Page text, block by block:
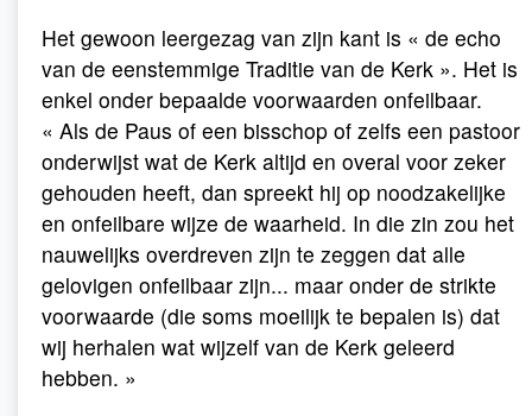
Het gewoon leergezag van zijn kant is « de echo
van de eenstemmige Traditie van de Kerk ». Het is
enkel onder bepaalde voorwaarden onfeilbaar.
« Als de Paus of een bisschop of zelfs een pastoor
onderwijst wat de Kerk altijd en overal voor zeker
gehouden heeft, dan spreekt hij op noodzakelijke
en onfeilbare wijze de waarheid. In die zin zou het
nauwelijks overdreven zijn te zeggen dat alle
gelovigen onfeilbaar zijn... maar onder de strikte
voorwaarde (die soms moeilijk te bepalen is) dat
wij herhalen wat wijzelf van de Kerk geleerd
hebben. »